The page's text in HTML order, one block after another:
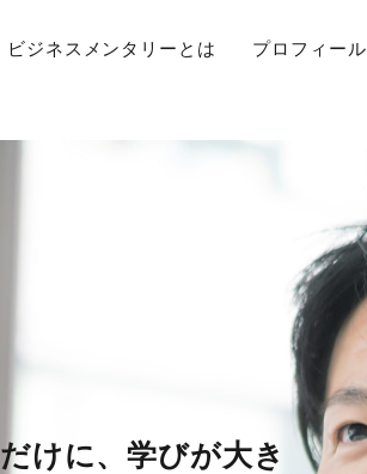
ビジネスメンタリーとは プロフィール
けに、学びが大き